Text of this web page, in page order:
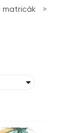
matricák
>